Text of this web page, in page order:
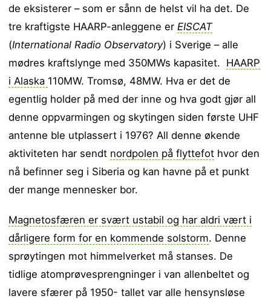
de eksisterer – som er sånn de helst vil ha det. De
tre kraftigste HAARP-anleggene erEISCAT
(International Radio Observatory) i Sverige – alle
mødres kraftslynge med 350MWs kapasitet. HAARP
i Alaska 110MW. Tromsø, 48MW. Hva er det de
egentlig holder på med der inne og hva godt gjør all
denne oppvarmingen og skytingen siden første UHF
antenne ble utplassert i 1976? All denne økende
aktiviteten har sendt nordpolen på flyttefot hvor den
nå befinner seg i Siberia og kan havne på et punkt
der mange mennesker bor.
Magnetosfæren er svært ustabil og har aldri vært i
dårligere form for en kommende solstorm. Denne
sprøytingen mot himmelverket må stanses. De
tidlige atomprøvesprengninger i van allenbeltet og
lavere sfærer på 1950- tallet var alle hensynsløse